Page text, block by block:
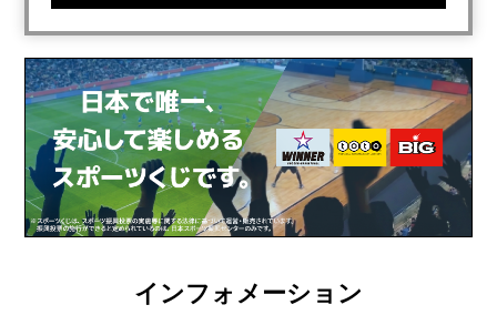
インフォメーション